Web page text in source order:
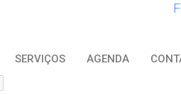
SERVIÇOS AGENDA